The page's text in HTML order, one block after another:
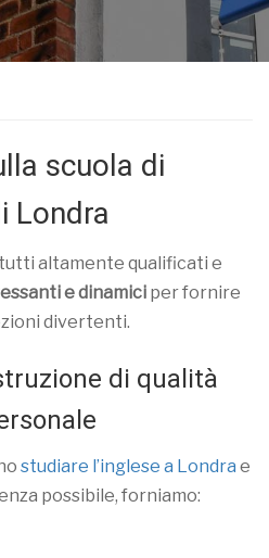
scuola di
Londra
altamente qualificati e
edinamici per fornire
divertenti.
di qualità
studiare l’inglese a Londra e
possibile, forniamo: